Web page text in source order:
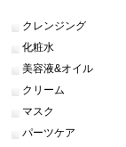
クレンジング
化粧水
美容液&オイル
クリーム
マスク
パーツケア